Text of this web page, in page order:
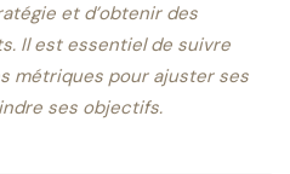
et d’obtenir des
Il est essentiel de suivre
métriques pour ajuster ses
ses objectifs.